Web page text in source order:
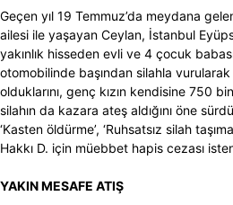
Geçen yıl 19 Temmuz’da meydana
ailesi ile yaşayan Ceylan, İstanbul
yakınlık hisseden evli ve 4 çocuk
otomobilinde başından silahla
olduklarını, genç kızın kendisine 750
silahın da kazara ateş aldığını öne
‘Kasten öldürme’, ‘Ruhsatsız silah
Hakkı D. için müebbet hapis cezası
YAKIN MESAFE ATIŞ